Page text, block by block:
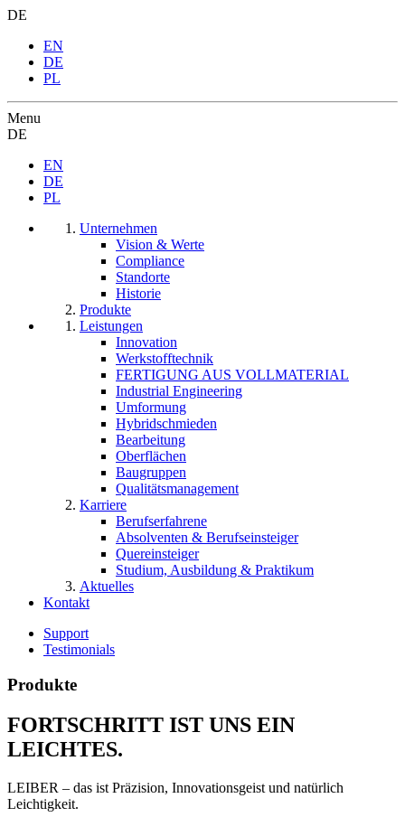
DE
EN
DE
PL
Menu
DE
EN
DE
PL
Unternehmen
Vision & Werte
Compliance
Standorte
Historie
Produkte
Leistungen
Innovation
Werkstofftechnik
FERTIGUNG AUS VOLLMATERIAL
Industrial Engineering
Umformung
Hybridschmieden
Bearbeitung
Oberflächen
Baugruppen
Qualitätsmanagement
Karriere
Berufserfahrene
Absolventen & Berufseinsteiger
Quereinsteiger
Studium, Ausbildung & Praktikum
Aktuelles
Kontakt
Support
Testimonials
Produkte
FORTSCHRITT IST UNS EIN
LEICHTES.
LEIBER – das ist Präzision, Innovationsgeist und natürlich
Leichtigkeit.